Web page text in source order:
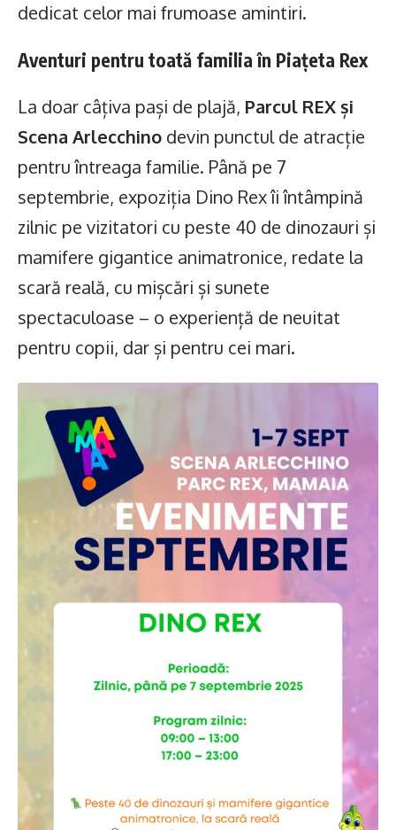
dedicat celor mai frumoase amintiri.
Aventuri pentru toată familia în Piațeta Rex
La doar câțiva pași de plajă, Parcul REX și
Scena Arlecchino devin punctul de atracție
pentru întreaga familie. Până pe 7
septembrie, expoziția Dino Rex îi întâmpină
zilnic pe vizitatori cu peste 40 de dinozauri și
mamifere gigantice animatronice, redate la
scară reală, cu mișcări și sunete
spectaculoase – o experiență de neuitat
pentru copii, dar și pentru cei mari.